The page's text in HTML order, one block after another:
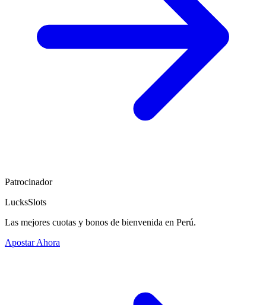
Patrocinador
LucksSlots
Las mejores cuotas y bonos de bienvenida en Perú.
Apostar Ahora